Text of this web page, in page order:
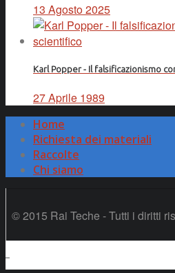
13 Agosto 2025
Karl Popper - Il falsificazionismo
27 Aprile 1989
Home
Richiesta dei materiali
Raccolte
Chi siamo
© 2015 Rai Teche - Tutti i diritti